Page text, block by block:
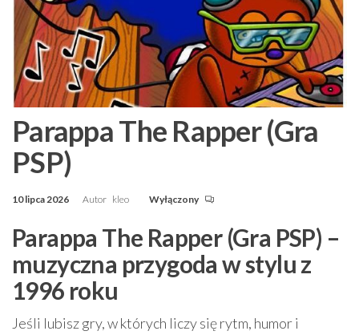
Parappa The Rapper (Gra
PSP)
10 lipca 2026 Autor kleo Wyłączony
Parappa The Rapper (Gra PSP) –
muzyczna przygoda w stylu z
1996 roku
Jeśli lubisz gry, w których liczy się rytm, humor i